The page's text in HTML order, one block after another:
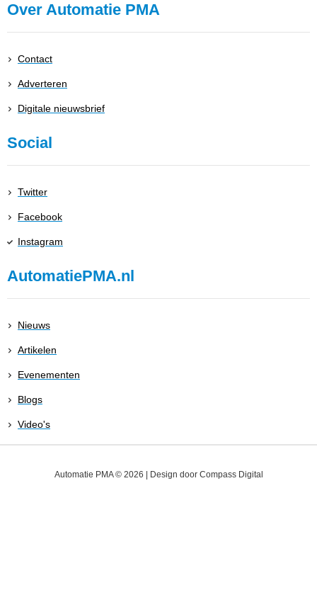
Over Automatie PMA
Contact
Adverteren
Digitale nieuwsbrief
Social
Twitter
Facebook
Instagram
AutomatiePMA.nl
Nieuws
Artikelen
Evenementen
Blogs
Video's
Automatie PMA © 2026 | Design door Compass Digital